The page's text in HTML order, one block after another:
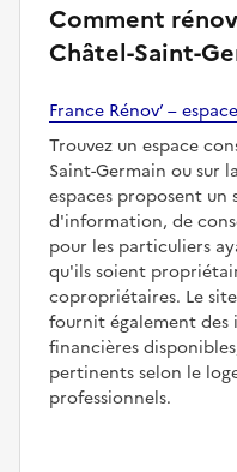
Comment
Châtel-Saint-
France Rénov’ –
Trouvez un espace
Saint-Germain ou sur
espaces proposent
d'information, de
pour les particuliers
qu'ils soient
copropriétaires. Le
fournit également des
financières
pertinents selon le
professionnels.